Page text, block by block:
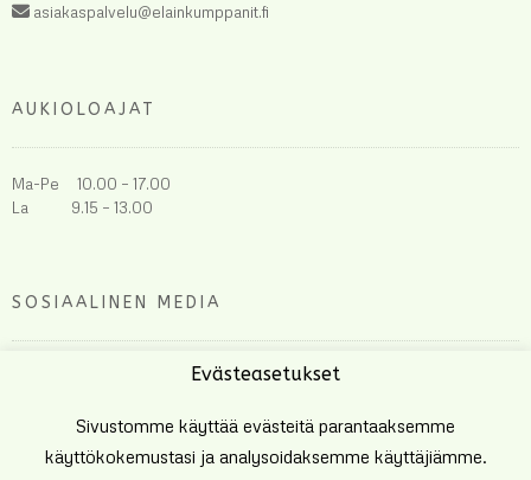
asiakaspalvelu@elainkumppanit.fi
AUKIOLOAJAT
Ma-Pe 10.00 – 17.00
La 9.15 – 13.00
SOSIAALINEN MEDIA
Evästeasetukset
Sivustomme käyttää evästeitä parantaaksemme
käyttökokemustasi ja analysoidaksemme käyttäjiämme.